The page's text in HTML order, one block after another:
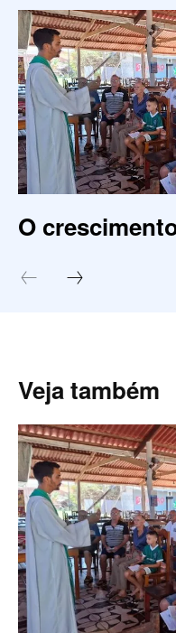
O
Veja também